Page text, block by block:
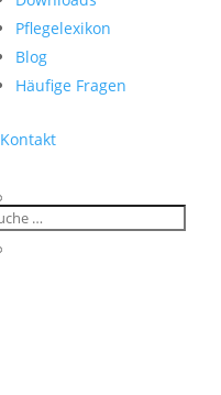
Pflegelexikon
Blog
Häufige Fragen
Kontakt